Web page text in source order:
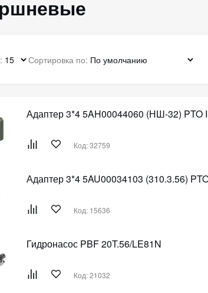
Сортировка по:
Адаптер 3*4 5AH00044060 (НШ-32) PTO
Код: 32759
Адаптер 3*4 5AU00034103 (310.3.56)
Код: 15636
Гидронасос PBF 20T.56/LE81N
Код: 21032